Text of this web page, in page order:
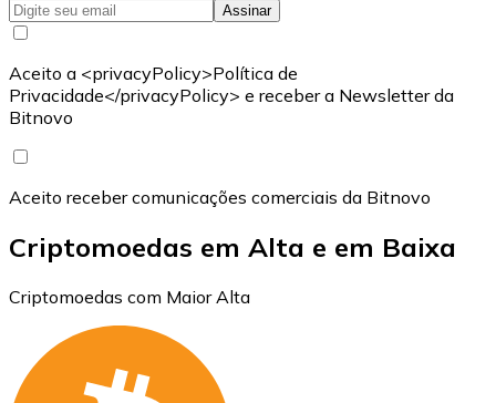
Assinar
Aceito a <privacyPolicy>Política de
Privacidade</privacyPolicy> e receber a Newsletter da
Bitnovo
Aceito receber comunicações comerciais da Bitnovo
Criptomoedas em Alta e em Baixa
Criptomoedas com Maior Alta